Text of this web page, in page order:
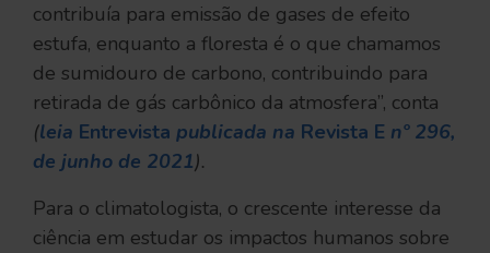
contribuía para emissão de gases de efeito
estufa, enquanto a floresta é o que chamamos
de sumidouro de carbono, contribuindo para
retirada de gás carbônico da atmosfera”, conta
(leia Entrevista publicada na Revista E nº 296,
de junho de 2021).
Para o climatologista, o crescente interesse da
ciência em estudar os impactos humanos sobre